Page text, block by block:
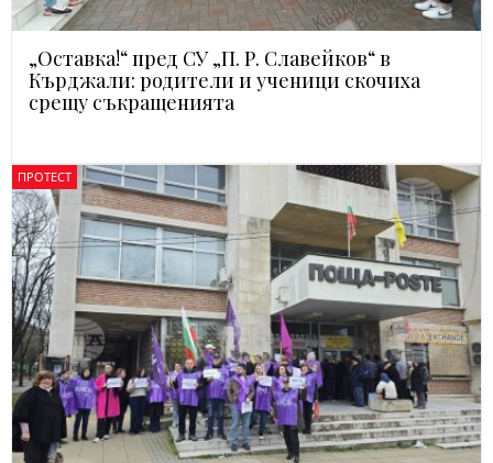
„Оставка!“ пред СУ „П. Р. Славейков“ в
Кърджали: родители и ученици скочиха
срещу съкращенията
ПРОТЕСТ